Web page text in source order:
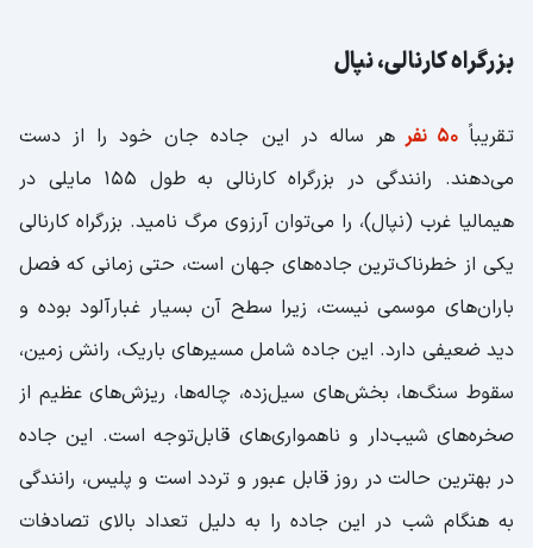
بزرگراه کارنالی، نپال
تقریباً 50 نفر
هر ساله در این جاده جان خود را از دست
می‌دهند. رانندگی در بزرگراه کارنالی به طول 155 مایلی در
هیمالیا غرب (نپال)، را می‌توان آرزوی مرگ نامید. بزرگراه کارنالی
یکی از خطرناک‌ترین جاده‌های جهان است، حتی زمانی که فصل
باران‌های موسمی نیست، زیرا سطح آن بسیار غبارآلود بوده و
دید ضعیفی دارد. این جاده شامل مسیرهای باریک، رانش زمین،
سقوط سنگ‌ها، بخش‌های سیل‌زده، چاله‌ها، ریزش‌های عظیم از
صخره‌های شیب‌دار و ناهمواری‌های قابل‌توجه است. این جاده
در بهترین حالت در روز قابل عبور و تردد است و پلیس، رانندگی
به هنگام شب در این جاده را به دلیل تعداد بالای تصادفات